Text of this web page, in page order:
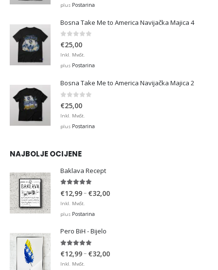
plus Postarina
Bosna Take Me to America Navijačka Majica 4
0 out of 5
€25,00
Inkl. MwSt.
plus Postarina
Bosna Take Me to America Navijačka Majica 2
0 out of 5
€25,00
Inkl. MwSt.
plus Postarina
NAJBOLJE OCIJENE
Baklava Recept
€12,99– €32,00Price
Inkl. MwSt.
plus Postarina
Pero BiH - Bijelo
5.00out of 5
€12,99– €32,00Price
Inkl. MwSt.